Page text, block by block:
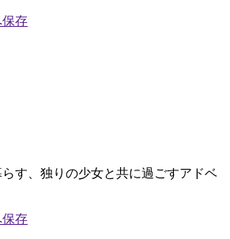
す、独りの少女と共に過ごすアドベ